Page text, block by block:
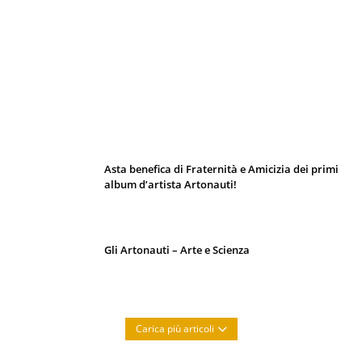
Asta benefica di Fraternità e Amicizia dei primi
album d’artista Artonauti!
Gli Artonauti – Arte e Scienza
Carica più articoli